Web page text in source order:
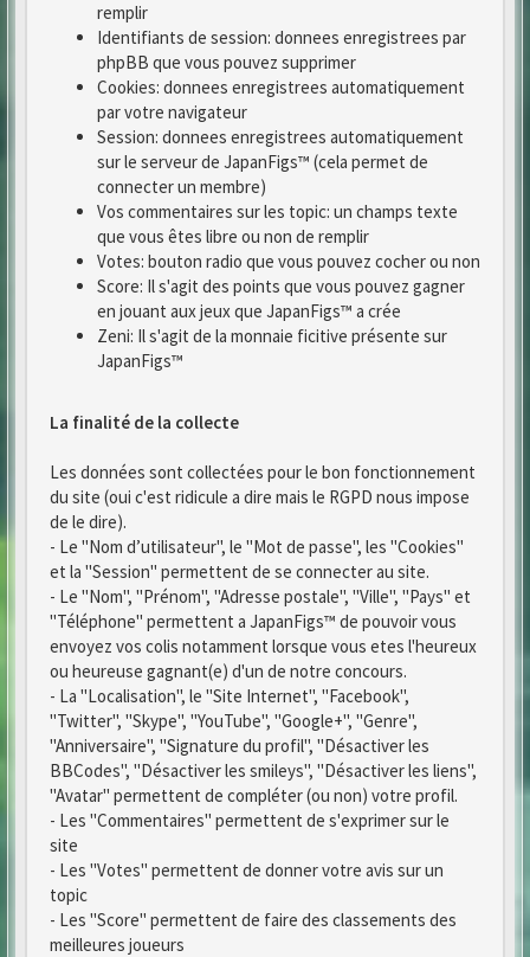
remplir
Identifiants de session: donnees enregistrees par
phpBB que vous pouvez supprimer
Cookies: donnees enregistrees automatiquement
par votre navigateur
Session: donnees enregistrees automatiquement
sur le serveur de JapanFigs™ (cela permet de
connecter un membre)
Vos commentaires sur les topic: un champs texte
que vous êtes libre ou non de remplir
Votes: bouton radio que vous pouvez cocher ou non
Score: Il s'agit des points que vous pouvez gagner
en jouant aux jeux que JapanFigs™ a crée
Zeni: Il s'agit de la monnaie ficitive présente sur
JapanFigs™
La finalité de la collecte
Les données sont collectées pour le bon fonctionnement
du site (oui c'est ridicule a dire mais le RGPD nous impose
de le dire).
- Le "Nom d’utilisateur", le "Mot de passe", les "Cookies"
et la "Session" permettent de se connecter au site.
- Le "Nom", "Prénom", "Adresse postale", "Ville", "Pays" et
"Téléphone" permettent a JapanFigs™ de pouvoir vous
envoyez vos colis notamment lorsque vous etes l'heureux
ou heureuse gagnant(e) d'un de notre concours.
- La "Localisation", le "Site Internet", "Facebook",
"Twitter", "Skype", "YouTube", "Google+", "Genre",
"Anniversaire", "Signature du profil", "Désactiver les
BBCodes", "Désactiver les smileys", "Désactiver les liens",
"Avatar" permettent de compléter (ou non) votre profil.
- Les "Commentaires" permettent de s'exprimer sur le
site
- Les "Votes" permettent de donner votre avis sur un
topic
- Les "Score" permettent de faire des classements des
meilleures joueurs